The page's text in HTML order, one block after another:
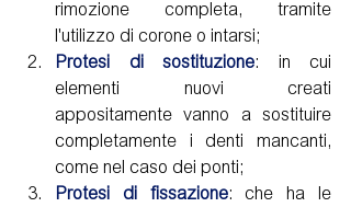
rimozione completa, tramite
l'utilizzo di corone o intarsi;
Protesi di sostituzione: in cui
elementi nuovi creati
appositamente vanno a sostituire
completamente i denti mancanti,
come nel caso dei ponti;
Protesi di fissazione: che ha le